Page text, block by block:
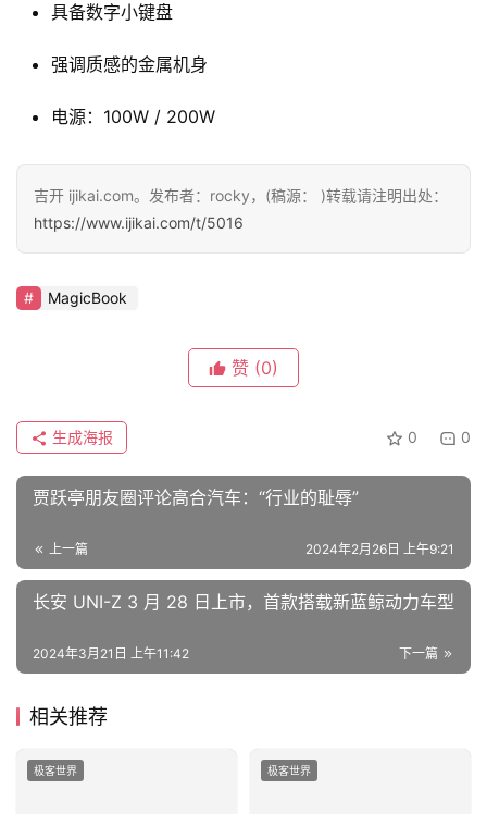
具备数字小键盘
强调质感的金属机身
电源：100W / 200W
吉开 ijikai.com。发布者：rocky，(稿源： )转载请注明出处：
https://www.ijikai.com/t/5016
MagicBook
赞 (0)
0 0
生成海报
贾跃亭朋友圈评论高合汽车：“行业的耻辱”
上一篇 2024年2月26日 上午9:21
长安 UNI-Z 3 月 28 日上市，首款搭载新蓝鲸动力车型
下一篇
2024年3月21日 上午11:42
相关推荐
极客世界 极客世界